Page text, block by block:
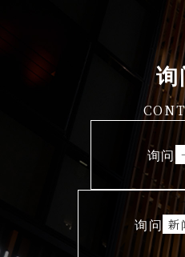
询问
询问 新